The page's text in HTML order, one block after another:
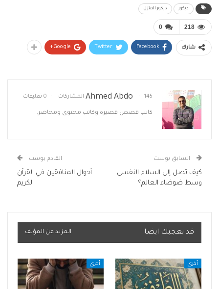
ديكور ديكور المنزل
0 218
شارك Facebook
Twitter
Google+
Ahmed Abdo 145 المشاركات 0 تعليقات
كاتب قصص قصيرة وكاتب محتوى ومحاضر.
السابق بوست
كيف تصل إلى السلام النفسي
وسط ضوضاء العالم؟
القادم بوست
أحوال المنافقين في القرآن
الكريم
قد يعجبك ايضا المزيد عن المؤلف
أخرى أخرى